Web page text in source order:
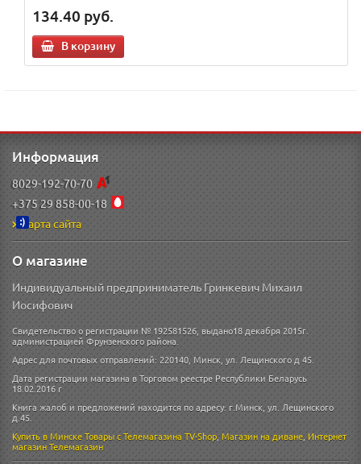
134.40 руб.
В корзину
Информация
8029-192-70-70
+375 29 858-00-18
Карта сайта
О магазине
Индивидуальный предприниматель Гринкевич Михаил
Иосифович
Свидетельство о регистрации № 192581526, выдано18 декабря 2015г.
администрацией Фрунзенского района.
Адрес для почтовых отправлений: 220140, Минск, ул. Лещинского д 45.
Дата регистрации магазина в Торговом реестре Республики Беларусь
18.02.2016 г
Книга жалоб и предложений находится по адресу: г.Минск, ул. Лещинского
д.45.
Купить в МинскеТовары с Телемагазина TV-Shop,Магазин на диване,Интернет
магазинТелемагазин